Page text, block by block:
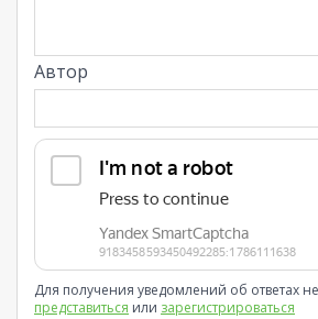
Автор
Для получения уведомлений об ответах
представиться или зарегистрироваться